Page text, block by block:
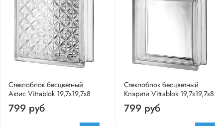
Стеклоблок бесцветный
Актис Vitrablok 19,7x19,7x8
799 руб
Стеклоблок бесцветный
Клэрити Vitrablok 19,7x19,7x8
799 руб